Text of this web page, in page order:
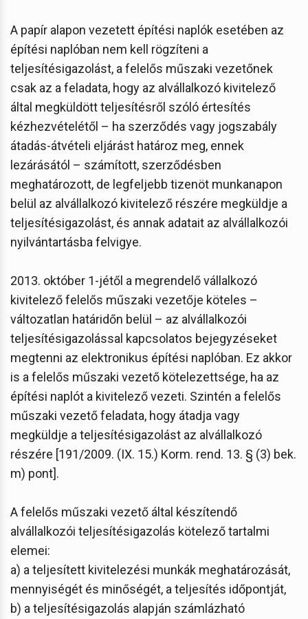
A papír alapon vezetett építési naplók esetében az
építési naplóban nem kell rögzíteni a
teljesítésigazolást, a felelős műszaki vezetőnek
csak az a feladata, hogy az alvállalkozó kivitelező
által megküldött teljesítésről szóló értesítés
kézhezvételétől – ha szerződés vagy jogszabály
átadás-átvételi eljárást határoz meg, ennek
lezárásától – számított, szerződésben
meghatározott, de legfeljebb tizenöt munkanapon
belül az alvállalkozó kivitelező részére megküldje a
teljesítésigazolást, és annak adatait az alvállalkozói
nyilvántartásba felvigye.
2013. október 1-jétől a megrendelő vállalkozó
kivitelező felelős műszaki vezetője köteles –
változatlan határidőn belül – az alvállalkozói
teljesítésigazolással kapcsolatos bejegyzéseket
megtenni az elektronikus építési naplóban. Ez akkor
is a felelős műszaki vezető kötelezettsége, ha az
építési naplót a kivitelező vezeti. Szintén a felelős
műszaki vezető feladata, hogy átadja vagy
megküldje a teljesítésigazolást az alvállalkozó
részére [191/2009. (IX. 15.) Korm. rend. 13. § (3) bek.
m) pont].
A felelős műszaki vezető által készítendő
alvállalkozói teljesítésigazolás kötelező tartalmi
elemei:
a) a teljesített kivitelezési munkák meghatározását,
mennyiségét és minőségét, a teljesítés időpontját,
b) a teljesítésigazolás alapján számlázható